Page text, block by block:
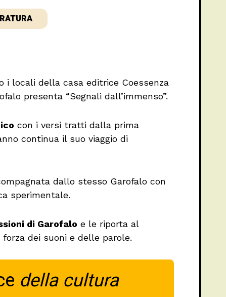
i locali della casa editrice Coessenza
presenta “Segnali dall’immenso”.
con i versi tratti dalla prima
continua il suo viaggio di
dallo stesso Garofalo con
sperimentale.
di Garofalo e le riporta al
dei suoni e delle parole.
della cultura